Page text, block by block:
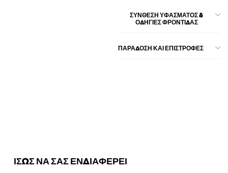
ΣΎΝΘΕΣΗ ΥΦΆΣΜΑΤΟΣ &
ΟΔΗΓΊΕΣ ΦΡΟΝΤΊΔΑΣ
ΠΑΡΑΔΟΣΗ ΚΑΙ ΕΠΙΣΤΡΟΦΕΣ
ΙΣΩΣ ΝΑ ΣΑΣ ΕΝΔΙΑΦΕΡΕΙ